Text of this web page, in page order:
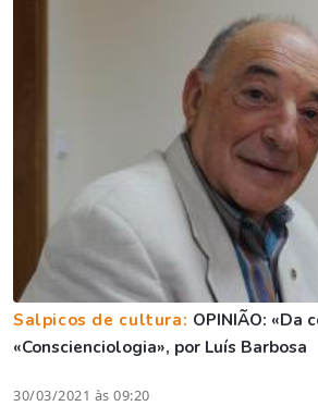
Salpicos de cultura: OPINIÃO: «Da
«Conscienciologia», por Luís Barbosa
30/03/2021 às 09:20